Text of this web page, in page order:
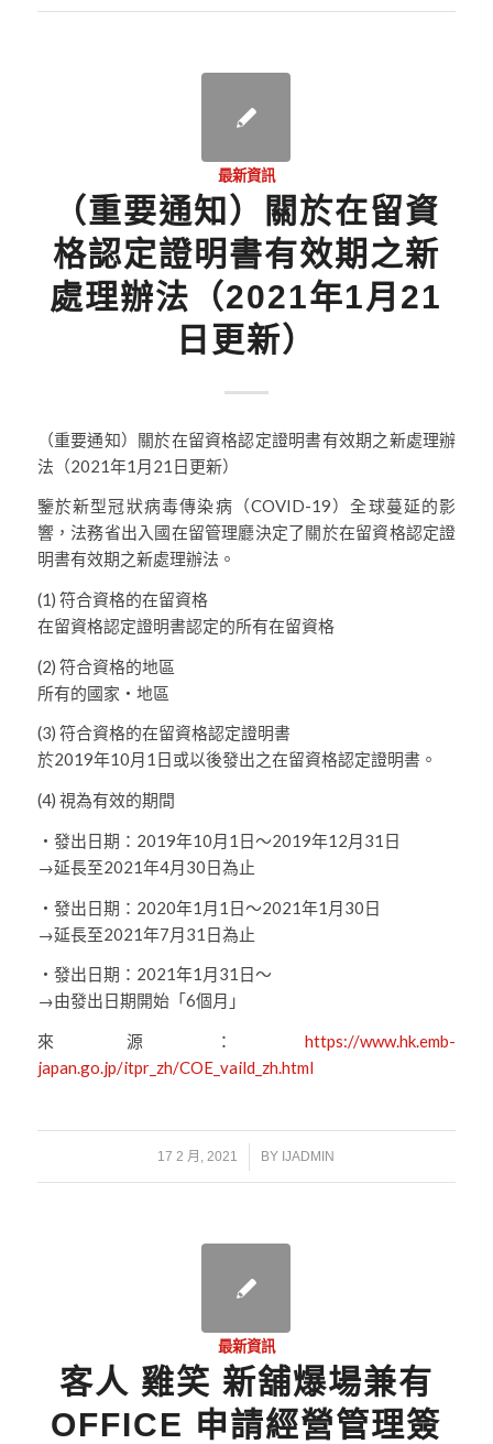
最新資訊
（重要通知）關於在留資
格認定證明書有效期之新
處理辦法（2021年1月21
日更新）
（重要通知）關於在留資格認定證明書有效期之新處理辦
法（2021年1月21日更新）
鑒於新型冠狀病毒傳染病（COVID-19）全球蔓延的影
響，法務省出入國在留管理廳決定了關於在留資格認定證
明書有效期之新處理辦法。
(1) 符合資格的在留資格
在留資格認定證明書認定的所有在留資格
(2) 符合資格的地區
所有的國家・地區
(3) 符合資格的在留資格認定證明書
於2019年10月1日或以後發出之在留資格認定證明書。
(4) 視為有效的期間
・發出日期：2019年10月1日～2019年12月31日
→延長至2021年4月30日為止
・發出日期：2020年1月1日～2021年1月30日
→延長至2021年7月31日為止
・發出日期：2021年1月31日～
→由發出日期開始「6個月」
來源：https://www.hk.emb-
japan.go.jp/itpr_zh/COE_vaild_zh.html
17 2 月, 2021
/ BY IJADMIN
最新資訊
客人 雞笑 新舖爆場兼有
OFFICE 申請經營管理簽